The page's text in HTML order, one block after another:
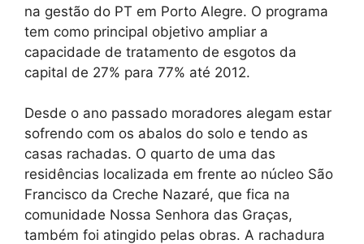
na gestão do PT em Porto Alegre. O programa
tem como principal objetivo ampliar a
capacidade de tratamento de esgotos da
capital de 27% para 77% até 2012.
Desde o ano passado moradores alegam estar
sofrendo com os abalos do solo e tendo as
casas rachadas. O quarto de uma das
residências localizada em frente ao núcleo São
Francisco da Creche Nazaré, que fica na
comunidade Nossa Senhora das Graças,
também foi atingido pelas obras. A rachadura